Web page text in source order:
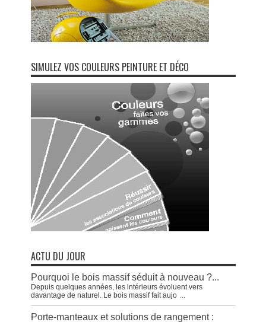
SIMULEZ VOS COULEURS PEINTURE ET DÉCO
ACTU DU JOUR
Pourquoi le bois massif séduit à nouveau ?...
Depuis quelques années, les intérieurs évoluent vers
davantage de naturel. Le bois massif fait aujo ...
Porte-manteaux et solutions de rangement :